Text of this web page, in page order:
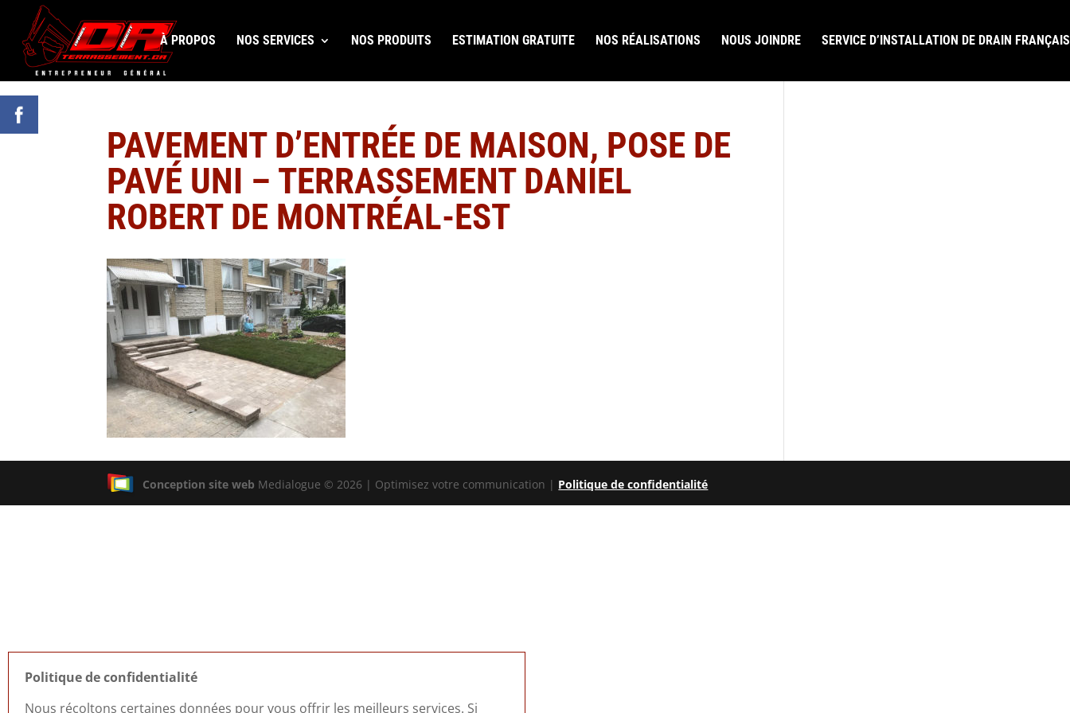
À PROPOS NOS SERVICES NOS PRODUITS ESTIMATION GRATUITE NOS RÉALISATIONS NOUS JOINDRE SERVICE D’INSTALLATION DE DRAIN FRANÇAIS
PAVEMENT D’ENTRÉE DE MAISON, POSE DE
PAVÉ UNI – TERRASSEMENT DANIEL
ROBERT DE MONTRÉAL-EST
Conception site web Medialogue © 2026 | Optimisez votre communication | Politique de confidentialité
Politique de confidentialité
Nous récoltons certaines données pour vous offrir les meilleurs services. Si